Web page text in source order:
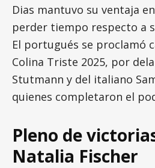
Dias mantuvo su ventaja
perder tiempo respecto a
El portugués se proclamó
Colina Triste 2025, por
Stutmann y del italiano
quienes completaron el
Pleno de
Natalia Fischer